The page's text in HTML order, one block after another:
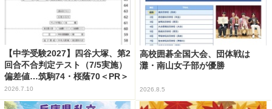
【中学受験2027】四谷大塚、第2
回合不合判定テスト（7/5実施）
偏差値…筑駒74・桜蔭70＜PR＞
2026.7.10
高校囲碁全国大会、団体戦は
灘・南山女子部が優勝
2026.8.5